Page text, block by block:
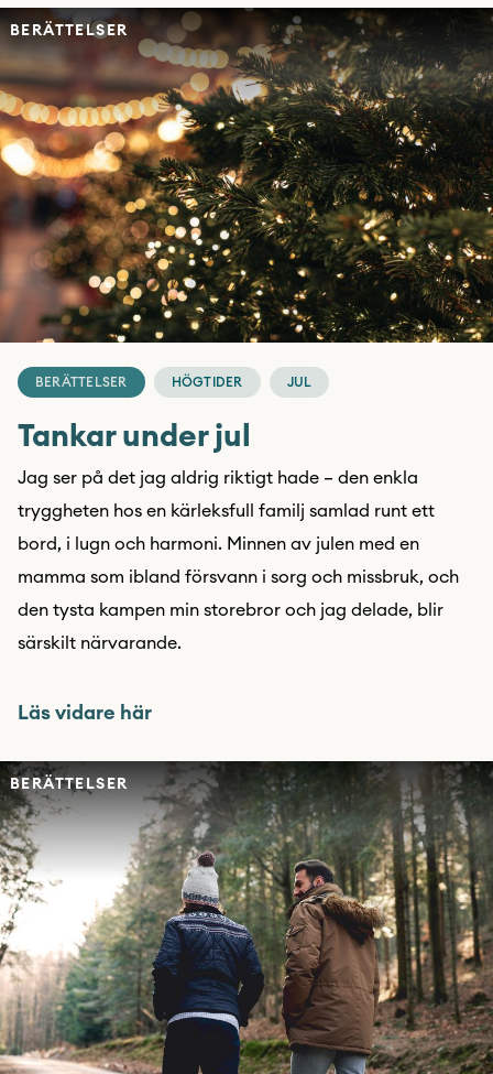
BERÄTTELSER
BERÄTTELSER HÖGTIDER JUL
Tankar under jul
Jag ser på det jag aldrig riktigt hade – den enkla
tryggheten hos en kärleksfull familj samlad runt ett
bord, i lugn och harmoni. Minnen av julen med en
mamma som ibland försvann i sorg och missbruk, och
den tysta kampen min storebror och jag delade, blir
särskilt närvarande.
Läs vidare här
BERÄTTELSER